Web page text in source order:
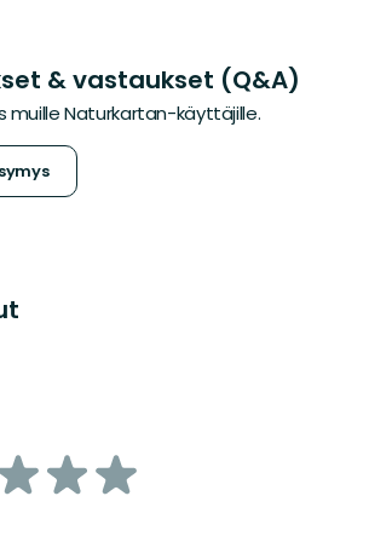
& vastaukset (Q&A)
muille Naturkartan-käyttäjille.